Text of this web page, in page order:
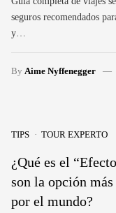
seguros recomendados
y…
By Aime Nyffenegger
TIPS TOUR EXPERTO
¿Qué es el
son la opción
por el mundo?